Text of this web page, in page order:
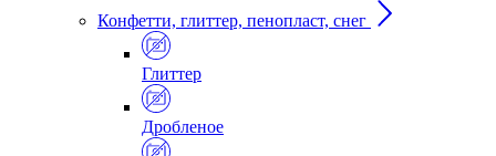
Конфетти, глиттер, пенопласт, снег
Глиттер
Дробленое